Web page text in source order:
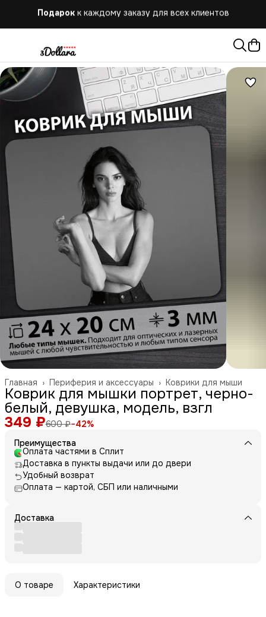
Бесплатная доставка при заказе от 10.000 руб.
Коврики для мыши
Периферия и аксессуары ›
Главная ›
Коврик для мышки портрет, черно-
белый, девушка, модель, взгл
349 ₽600 ₽−42%
Преимущества
Оплата частями в Сплит
Доставка в пункты выдачи или до двери
Удобный возврат
Оплата — картой, СБП или наличными
Доставка
О товаре Характеристики